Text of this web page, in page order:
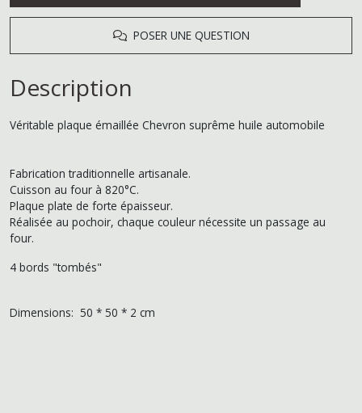
POSER UNE QUESTION
Description
Véritable plaque émaillée Chevron suprême huile automobile
Fabrication traditionnelle artisanale.
Cuisson au four à 820°C.
Plaque plate de forte épaisseur.
Réalisée au pochoir, chaque couleur nécessite un passage au
four.
4 bords "tombés"
Dimensions: 50 * 50 * 2 cm